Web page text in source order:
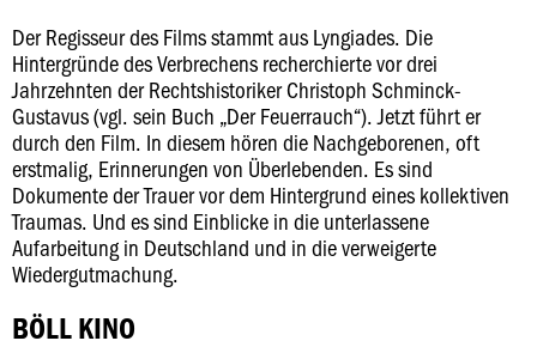
Der Regisseur des Films stammt aus Lyngiades. Die
Hintergründe des Verbrechens recherchierte vor drei
Jahrzehnten der Rechtshistoriker Christoph Schminck-
Gustavus (vgl. sein Buch „Der Feuerrauch“). Jetzt führt er
durch den Film. In diesem hören die Nachgeborenen, oft
erstmalig, Erinnerungen von Überlebenden. Es sind
Dokumente der Trauer vor dem Hintergrund eines kollektiven
Traumas. Und es sind Einblicke in die unterlassene
Aufarbeitung in Deutschland und in die verweigerte
Wiedergutmachung.
BÖLL KINO